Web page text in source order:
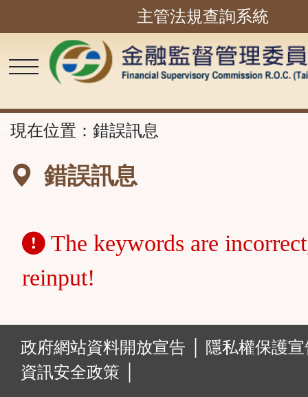
內
容
主管法規查詢系統
現在位置： 錯誤訊息
錯誤訊息
The keywords are
reinput!
政府網站資料開放宣告 │
隱私權保護
資訊安全政策 │